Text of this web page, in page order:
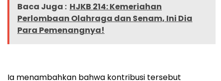
Baca Juga : HJKB 214: Kemeriahan
Perlombaan Olahraga dan Senam, Ini Dia
Para Pemenangnya!
Ia menambahkan bahwa kontribusi tersebut